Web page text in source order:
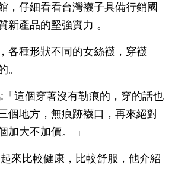
，仔細看看台灣襪子具備行銷國
新產品的堅強實力 。
各種形狀不同的女絲襪，穿襪
。
這個穿著沒有勒痕的，穿的話也
個地方，無痕跡襪口，再來絕對
加大不加價。 」
來比較健康，比較舒服，他介紹